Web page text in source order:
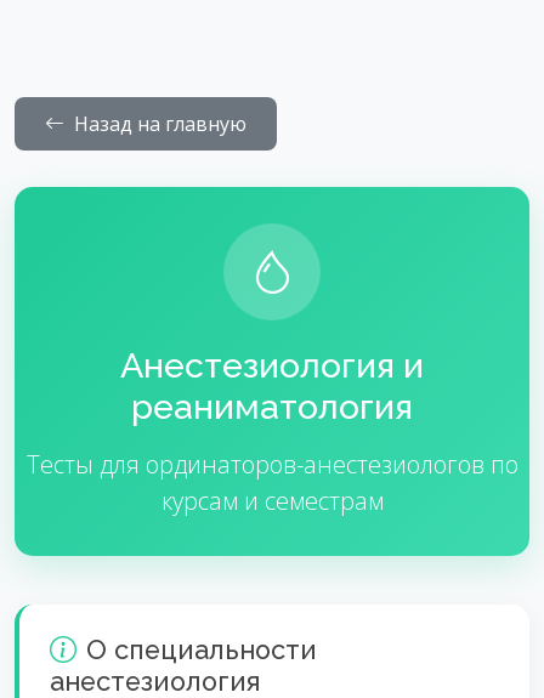
Назад на главную
Анестезиология и
реаниматология
Тесты для ординаторов-анестезиологов по
курсам и семестрам
О специальности
анестезиология